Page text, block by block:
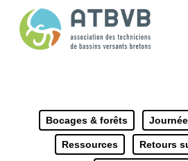
Bocages & forêts
Ressources Retours
Panneau de gestion des cookies